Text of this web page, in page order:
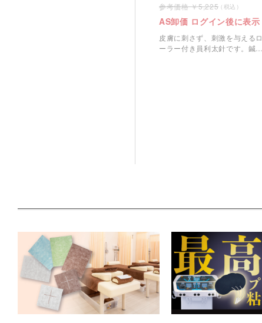
5,225
AS卸価 ログイン後に表示
皮膚に刺さず、刺激を与えるロ
ーラー付き員利太針です。鍼が